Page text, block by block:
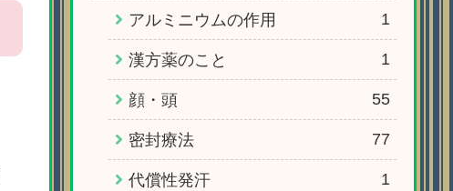
アルミニウムの作用 1
漢方薬のこと 1
顔・頭 55
密封療法 77
代償性発汗 1